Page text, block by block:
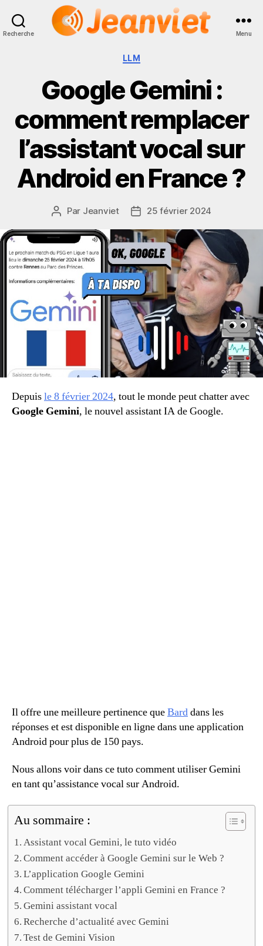
Recherche Menu
Catégories
LLM
Google Gemini :
comment remplacer
l’assistant vocal sur
Android en France ?
Auteur
l’article
Par Jeanviet
Date
l’article
25 février 2024
Depuisle 8 février 2024, tout le monde peut chatter avec
Google Gemini, le nouvel assistant IA de Google.
Il offre une meilleure pertinence queBarddans les
réponses et est disponible en ligne dans une application
Android pour plus de 150 pays.
Nous allons voir dans ce tuto comment utiliser Gemini
en tant qu’assistance vocal sur Android.
Au sommaire :
Assistant vocal Gemini, le tuto vidéo
Comment accéder à Google Gemini sur le Web ?
L’application Google Gemini
Comment télécharger l’appli Gemini en France ?
Gemini assistant vocal
Recherche d’actualité avec Gemini
Test de Gemini Vision